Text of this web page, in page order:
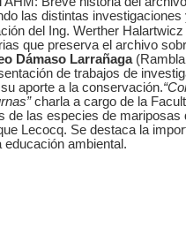
las distintas
del Ing. Werther
que preserva el archivo
Dámaso Larrañaga
de trabajos de
aporte a la conservación.
charla a cargo de la
de las especies de mariposas
Lecocq. Se destaca la
educación ambiental.